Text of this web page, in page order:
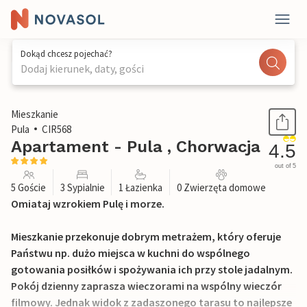
Dokąd chcesz pojechać?
Dodaj kierunek, daty, gości
1 / 39
Mieszkanie
Pula
CIR568
Apartament - Pula , Chorwacja 4.5
out of 5
5 Goście 3 Sypialnie 1 Łazienka 0 Zwierzęta domowe
Omiataj wzrokiem Pulę i morze.
Mieszkanie przekonuje dobrym metrażem, który oferuje
Państwu np. dużo miejsca w kuchni do wspólnego
gotowania posiłków i spożywania ich przy stole jadalnym.
Pokój dzienny zaprasza wieczorami na wspólny wieczór
filmowy. Jednak widok z zadaszonego tarasu to najlepsze